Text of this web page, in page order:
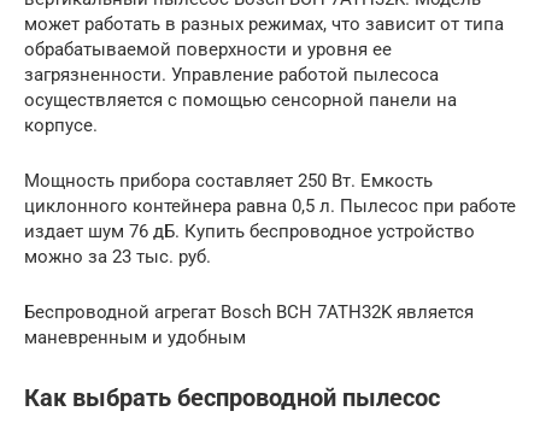
может работать в разных режимах, что зависит от типа
обрабатываемой поверхности и уровня ее
загрязненности. Управление работой пылесоса
осуществляется с помощью сенсорной панели на
корпусе.
Мощность прибора составляет 250 Вт. Емкость
циклонного контейнера равна 0,5 л. Пылесос при работе
издает шум 76 дБ. Купить беспроводное устройство
можно за 23 тыс. руб.
Беспроводной агрегат Bosch ВСH 7АТН32K является
маневренным и удобным
Как выбрать беспроводной пылесос